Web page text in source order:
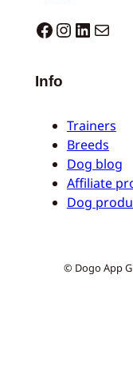
Dogo facebook InstagramLinkedIn E-Mail
Info
Trainers
Breeds
Dog blog
Affiliate
Dog
© Dogo App